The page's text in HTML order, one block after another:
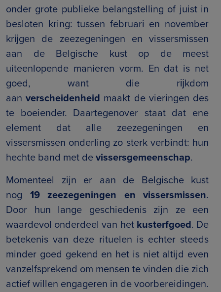
onder grote publieke belangstelling of juist in
besloten kring: tussen februari en november
krĳgen de zeezegeningen en vissersmissen
aan de Belgische kust op de meest
uiteenlopende manieren vorm. En dat is net
goed, want die rĳkdom
aanverscheidenheid maakt de vieringen des
te boeiender. Daartegenover staat dat ene
element dat alle zeezegeningen en
vissersmissen onderling zo sterk verbindt: hun
hechte band met devissersgemeenschap.
Momenteel zijn er aan de Belgische kust
nog 19 zeezegeningen en vissersmissen.
Door hun lange geschiedenis zijn ze een
waardevol onderdeel van het kusterfgoed. De
betekenis van deze rituelen is echter steeds
minder goed gekend en het is niet altijd even
vanzelfsprekend om mensen te vinden die zich
actief willen engageren in de voorbereidingen.